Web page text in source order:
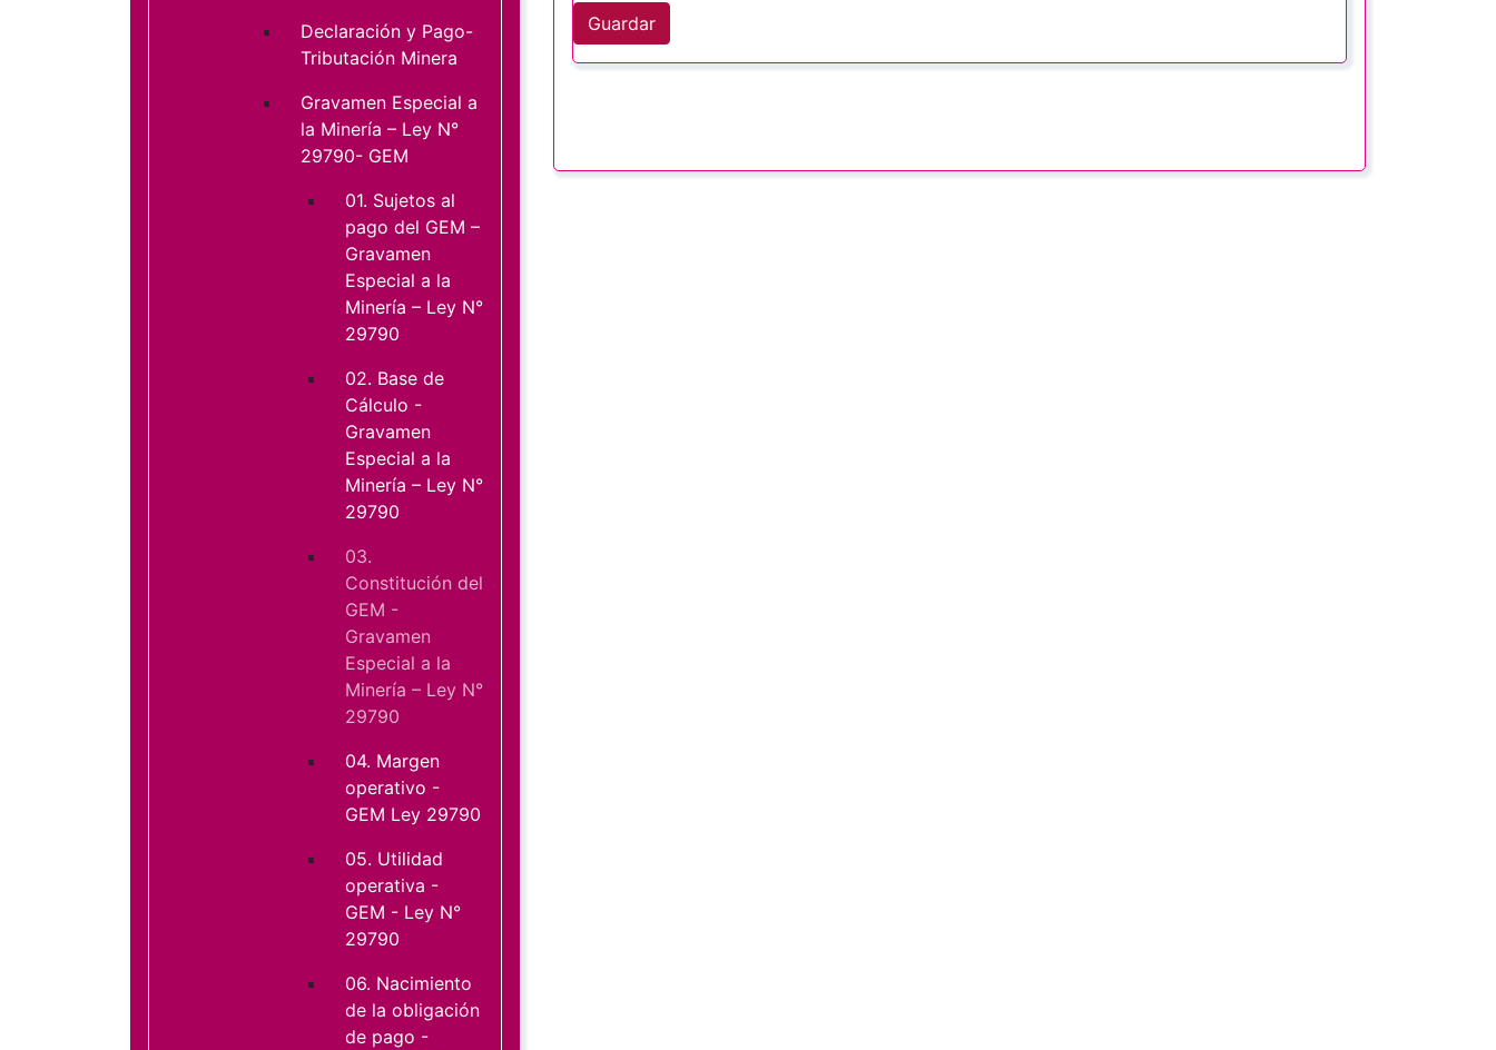
Guardar
Declaración y Pago-
Tributación Minera
Gravamen Especial a
la Minería – Ley N°
29790- GEM
01. Sujetos al
pago del GEM –
Gravamen
Especial a la
Minería – Ley N°
29790
02. Base de
Cálculo -
Gravamen
Especial a la
Minería – Ley N°
29790
03.
Constitución del
GEM -
Gravamen
Especial a la
Minería – Ley N°
29790
04. Margen
operativo -
GEM Ley 29790
05. Utilidad
operativa -
GEM - Ley N°
29790
06. Nacimiento
de la obligación
de pago -